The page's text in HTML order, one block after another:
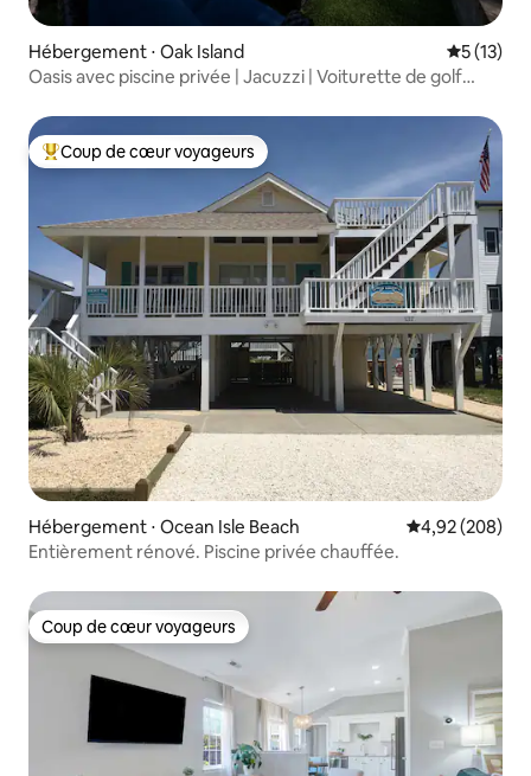
Hébergement ⋅ Oak Island
5 (13)
Oasis avec piscine privée | Jacuzzi | Voiturette de golf
Coups de cœur voyageurs les plus appréciés
Coup de cœur voyageurs
Hébergement ⋅ Ocean Isle Beach Évaluation
4,92 (208)
Entièrement rénové. Piscine privée chauffée.
Coup de cœur voyageurs
Coup de cœur voyageurs